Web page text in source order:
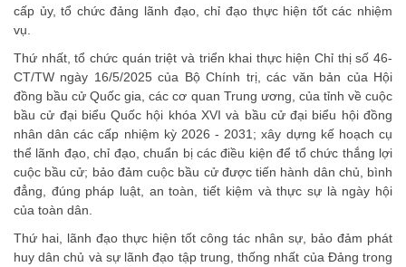
cấp ủy, tổ chức đảng lãnh đạo, chỉ đạo thực hiện tốt các nhiệm
vụ.
Thứ nhất, tổ chức quán triệt và triển khai thực hiện Chỉ thị số 46-
CT/TW ngày 16/5/2025 của Bộ Chính trị, các văn bản của Hội
đồng bầu cử Quốc gia, các cơ quan Trung ương, của tỉnh về cuộc
bầu cử đại biểu Quốc hội khóa XVI và bầu cử đại biểu hội đồng
nhân dân các cấp nhiệm kỳ 2026 - 2031; xây dựng kế hoạch cụ
thể lãnh đạo, chỉ đạo, chuẩn bị các điều kiện để tổ chức thắng lợi
cuộc bầu cử; bảo đảm cuộc bầu cử được tiến hành dân chủ, bình
đẳng, đúng pháp luật, an toàn, tiết kiệm và thực sự là ngày hội
của toàn dân.
Thứ hai, lãnh đạo thực hiện tốt công tác nhân sự, bảo đảm phát
huy dân chủ và sự lãnh đạo tập trung, thống nhất của Đảng trong